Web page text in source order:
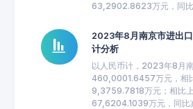
63,2902.8623万元，同比
2023年8月南京市进出
计分析
以人民币计，2023年8月
460,0001.6457万元，相
9,3759.7818万元；相比
67,6204.1039万元，同比